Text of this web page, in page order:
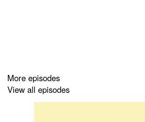
J'espère que cet épisode vous plaira :)
More episodes
View all episodes